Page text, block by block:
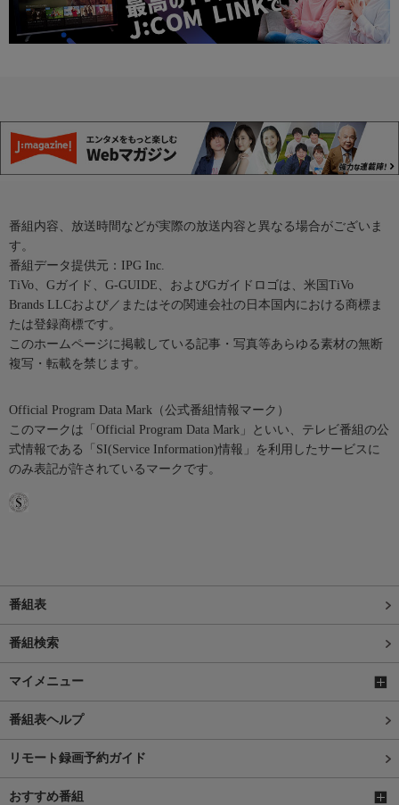
番組内容、放送時間などが実際の放送内容と異なる場合がございま
す。
番組データ提供元：IPG Inc.
TiVo、Gガイド、G-GUIDE、およびGガイドロゴは、米国TiVo
Brands LLCおよび／またはその関連会社の日本国内における商標ま
たは登録商標です。
このホームページに掲載している記事・写真等あらゆる素材の無断
複写・転載を禁じます。
Official Program Data Mark（公式番組情報マーク）
このマークは「Official Program Data Mark」といい、テレビ番組の公
式情報である「SI(Service Information)情報」を利用したサービスに
のみ表記が許されているマークです。
番組表
番組検索
マイメニュー
番組表ヘルプ
リモート録画予約ガイド
おすすめ番組